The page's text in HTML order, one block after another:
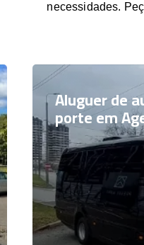
necessidades.
Aluguer de
porte em